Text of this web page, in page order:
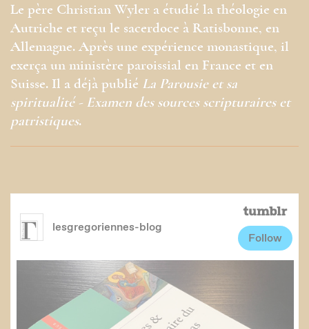
Le père Christian Wyler a étudié la théologie en
Autriche et reçu le sacerdoce à Ratisbonne, en
Allemagne. Après une expérience monastique, il
exerça un ministère paroissial en France et en
Suisse. Il a déjà publié La Parousie et sa
spiritualité - Examen des sources scripturaires et
patristiques.